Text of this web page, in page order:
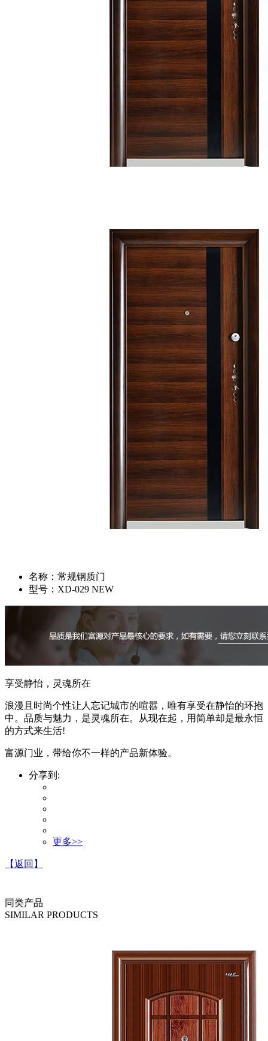
名称： 常规钢质门
型号： XD-029 NEW
享受静怡，灵魂所在
浪漫且时尚个性让人忘记城市的喧嚣，唯有享受在静怡的环抱
中。品质与魅力，是灵魂所在。从现在起，用简单却是最永恒
的方式来生活!
富源门业，带给你不一样的产品新体验。
分享到:
更多>>
【返回】
同类产品
SIMILAR PRODUCTS